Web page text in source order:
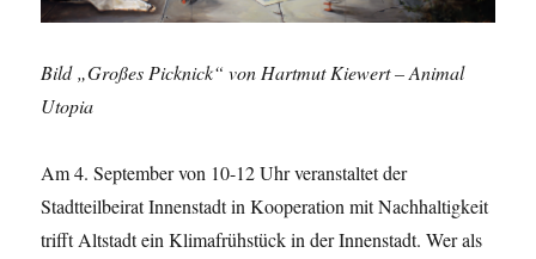
Bild „Großes Picknick“ von Hartmut Kiewert – Animal
Utopia
Am 4. September von 10-12 Uhr veranstaltet der
Stadtteilbeirat Innenstadt in Kooperation mit Nachhaltigkeit
trifft Altstadt ein Klimafrühstück in der Innenstadt. Wer als